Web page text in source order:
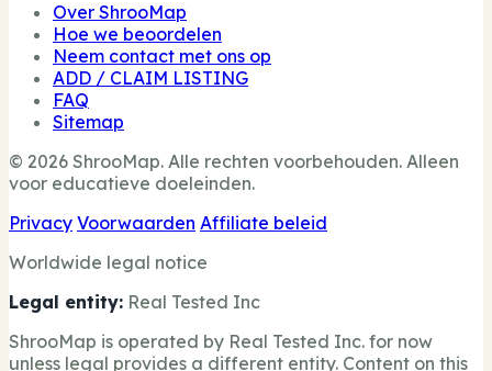
Over ShrooMap
Hoe we beoordelen
Neem contact met ons op
ADD / CLAIM LISTING
FAQ
Sitemap
© 2026 ShrooMap. Alle rechten voorbehouden. Alleen
voor educatieve doeleinden.
Privacy Voorwaarden Affiliate beleid
Worldwide legal notice
Legal entity: Real Tested Inc
ShrooMap is operated by Real Tested Inc. for now
unless legal provides a different entity. Content on this